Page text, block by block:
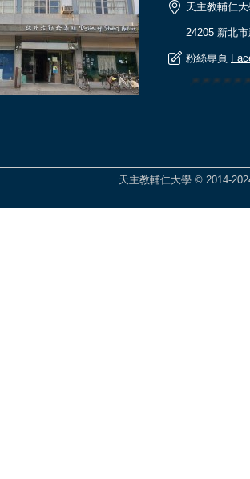
天主教輔仁
24205 新北
粉絲專頁
天主教輔仁大學 © 2014-